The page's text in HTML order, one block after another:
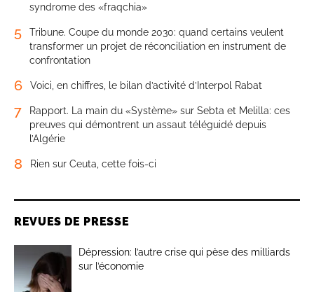
syndrome des «fraqchia»
5
Tribune. Coupe du monde 2030: quand certains veulent
transformer un projet de réconciliation en instrument de
confrontation
6 Voici, en chiffres, le bilan d’activité d’Interpol Rabat
7
Rapport. La main du «Système» sur Sebta et Melilla: ces
preuves qui démontrent un assaut téléguidé depuis
l’Algérie
8 Rien sur Ceuta, cette fois-ci
REVUES DE PRESSE
Dépression: l’autre crise qui pèse des milliards
sur l’économie